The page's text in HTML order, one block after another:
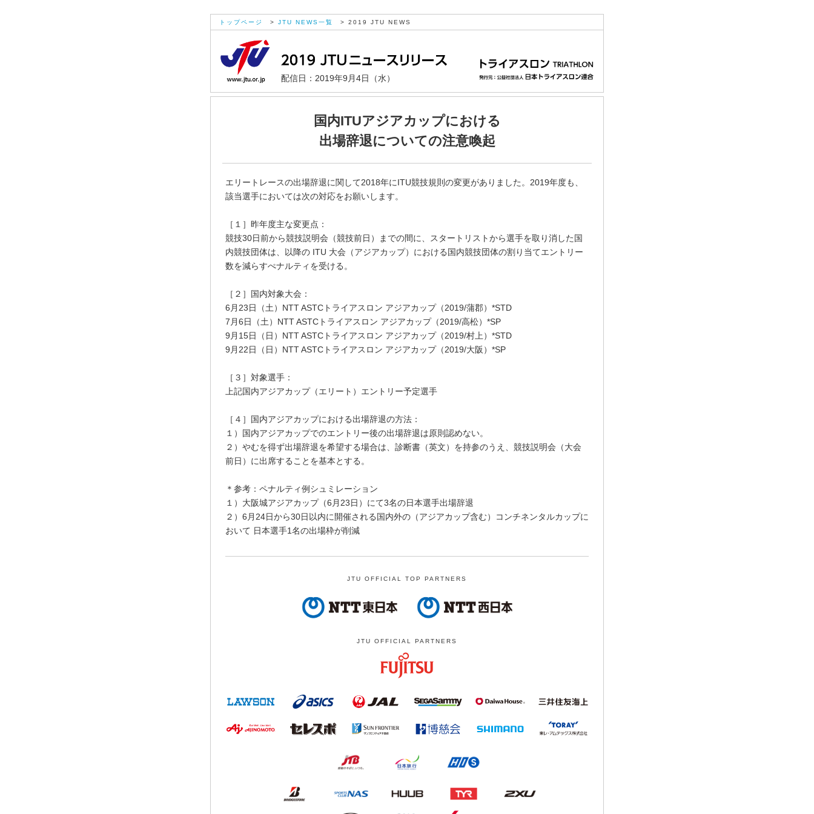
トップページ > JTU NEWS一覧 > 2019 JTU NEWS
配信日：2019年9月4日（水）
国内ITUアジアカップにおける
出場辞退についての注意喚起
エリートレースの出場辞退に関して2018年にITU競技規則の変更がありました。2019年度も、
該当選手においては次の対応をお願いします。
［１］昨年度主な変更点：
競技30日前から競技説明会（競技前日）までの間に、スタートリストから選手を取り消した国
内競技団体は、以降の ITU 大会（アジアカップ）における国内競技団体の割り当てエントリー
数を減らすぺナルティを受ける。
［２］国内対象大会：
6月23日（土）NTT ASTCトライアスロン アジアカップ（2019/蒲郡）*STD
7月6日（土）NTT ASTCトライアスロン アジアカップ（2019/高松）*SP
9月15日（日）NTT ASTCトライアスロン アジアカップ（2019/村上）*STD
9月22日（日）NTT ASTCトライアスロン アジアカップ（2019/大阪）*SP
［３］対象選手：
上記国内アジアカップ（エリート）エントリー予定選手
［４］国内アジアカップにおける出場辞退の方法：
１）国内アジアカップでのエントリー後の出場辞退は原則認めない。
２）やむを得ず出場辞退を希望する場合は、診断書（英文）を持参のうえ、競技説明会（大会
前日）に出席することを基本とする。
＊参考：ペナルティ例シュミレーション
１）大阪城アジアカップ（6月23日）にて3名の日本選手出場辞退
２）6月24日から30日以内に開催される国内外の（アジアカップ含む）コンチネンタルカップに
おいて 日本選手1名の出場枠が削減
JTU OFFICIAL TOP PARTNERS
JTU OFFICIAL PARTNERS